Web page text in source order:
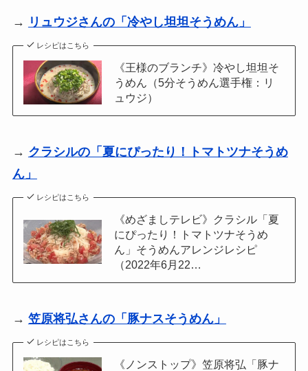
→ リュウジさんの「冷やし坦坦そうめん」
レシピはこちら
《王様のブランチ》冷やし坦坦そ
うめん（5分そうめん選手権：リ
ュウジ）
→ クラシルの「夏にぴったり！トマトツナそうめ
ん」
レシピはこちら
《めざましテレビ》クラシル「夏
にぴったり！トマトツナそうめ
ん」そうめんアレンジレシピ
（2022年6月22…
→ 笠原将弘さんの「豚ナスそうめん」
レシピはこちら
《ノンストップ》笠原将弘「豚ナ